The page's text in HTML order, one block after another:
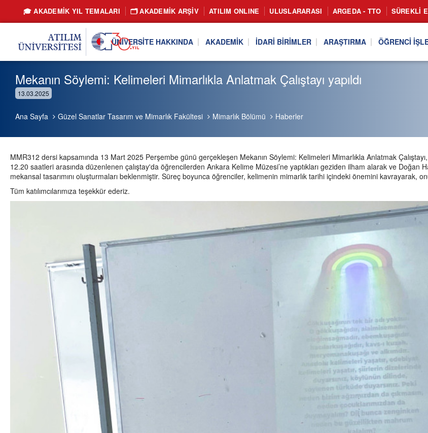
🎓 AKADEMİK YIL TEMALARI 🗂️ AKADEMIK ARŞIV ATILIM ONLINE ULUSLARARASI ARGEDA - TTO SÜREKLI
ÜNIVERSITE HAKKINDA AKADEMIK İDARI BIRIMLER ARAŞTIRMA ÖĞRENCI
Mekanın Söylemi: Kelimeleri Mimarlıkla Anlatmak Çalıştayı yapıldı
13.03.2025
Ana Sayfa Güzel Sanatlar Tasarım ve Mimarlık Fakültesi Mimarlık Bölümü Haberler
MMR312 dersi kapsamında 13 Mart 2025 Perşembe günü gerçekleşen Mekanın Söylemi: Kelimeleri Mimarlıkla Anlatmak
12.20 saatleri arasında düzenlenen çalıştay'da öğrencilerden Ankara Kelime Müzesi’ne yaptıkları geziden ilham alarak ve Doğan
mekansal tasarımını oluşturmaları beklenmiştir. Süreç boyunca öğrenciler, kelimenin mimarlık tarihi içindeki önemini kavrayarak,
Tüm katılımcılarımıza teşekkür ederiz.